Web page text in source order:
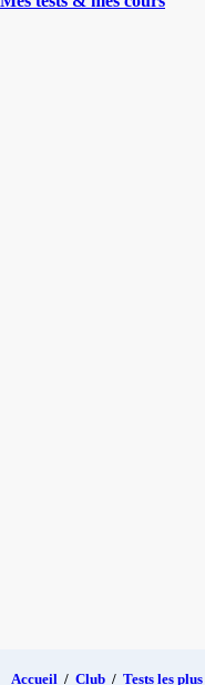
Accueil / Club / Tests les